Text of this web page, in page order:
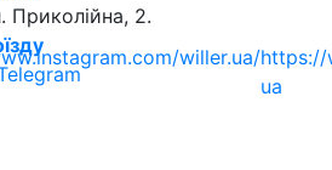
willer.ua/https://
ua
Приколійна, 2.